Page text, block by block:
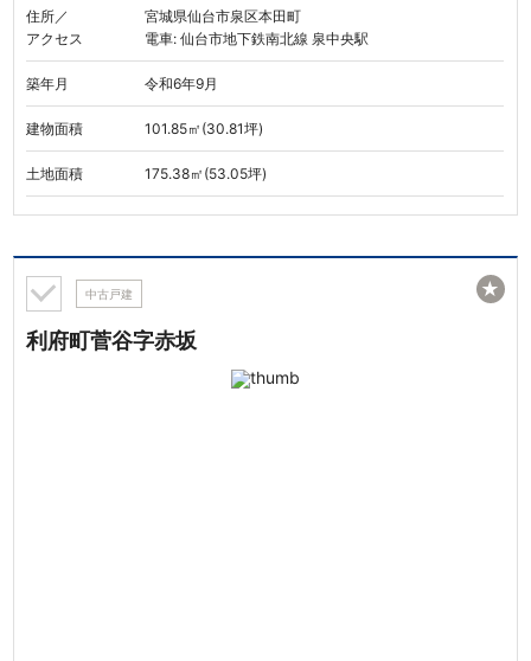
住所／
アクセス
宮城県仙台市泉区本田町
電車: 仙台市地下鉄南北線 泉中央駅
築年月 令和6年9月
建物面積 101.85㎡(30.81坪)
土地面積 175.38㎡(53.05坪)
中古戸建
利府町菅谷字赤坂
★